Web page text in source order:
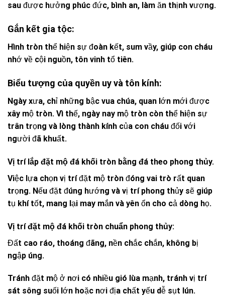
sau được hưởng phúc đức, bình an, làm ăn thịnh vượng.
Gắn kết gia tộc:
Hình tròn thể hiện sự đoàn kết, sum vầy, giúp con cháu
nhớ về cội nguồn, tôn vinh tổ tiên.
Biểu tượng của quyền uy và tôn kính:
Ngày xưa, chỉ những bậc vua chúa, quan lớn mới được
xây mộ tròn. Vì thế, ngày nay mộ tròn còn thể hiện sự
trân trọng và lòng thành kính của con cháu đối với
người đã khuất.
Vị trí lắp đặt mộ đá khối tròn bằng đá theo phong thủy.
Việc lựa chọn vị trí đặt mộ tròn đóng vai trò rất quan
trọng. Nếu đặt đúng hướng và vị trí phong thủy sẽ giúp
tụ khí tốt, mang lại may mắn và yên ổn cho cả dòng họ.
Vị trí đặt mộ đá khối tròn chuẩn phong thủy:
Đất cao ráo, thoáng đãng, nền chắc chắn, không bị
ngập úng.
Tránh đặt mộ ở nơi có nhiều gió lùa mạnh, tránh vị trí
sát sông suối lớn hoặc nơi địa chất yếu dễ sụt lún.